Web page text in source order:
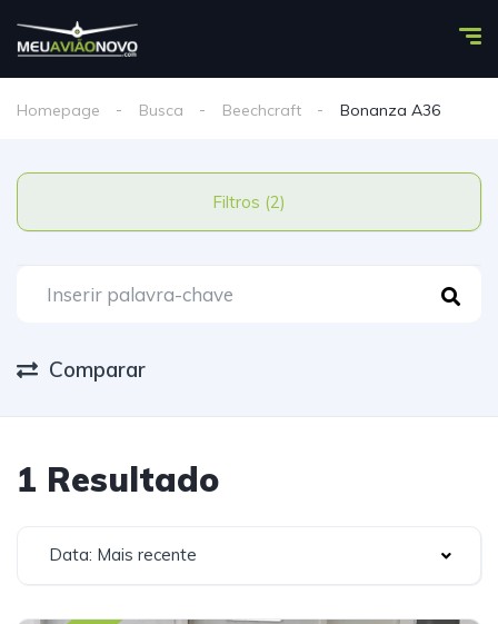
Homepage Busca Beechcraft Bonanza A36
Filtros (2)
Comparar
1 Resultado
Data: Mais recente